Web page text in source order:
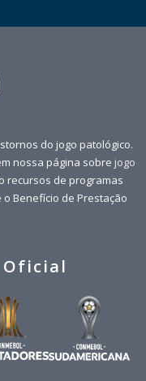
do jogo patológico.
nossa página sobre jogo
recursos de programas
o Benefício de Prestação